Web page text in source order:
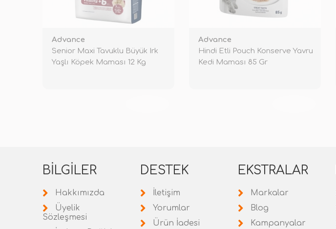
Advance
Senior Maxi Tavuklu Büyük Irk
Yaşlı Köpek Maması 12 Kg
Advance
Hindi Etli Pouch Konserve Yavru
Kedi Maması 85 Gr
BILGILER
Hakkımızda
Üyelik
Sözleşmesi
DESTEK
İletişim
Yorumlar
Ürün İadesi
EKSTRALAR
Markalar
Blog
Kampanyalar